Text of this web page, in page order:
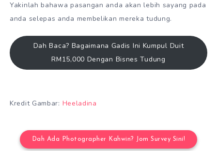
Yakinlah bahawa pasangan anda akan lebih sayang pada
anda selepas anda membelikan mereka tudung.
Dah Baca? Bagaimana Gadis Ini Kumpul Duit
RM15,000 Dengan Bisnes Tudung
Kredit Gambar: Heeladina
Dah Ada Photographer Kahwin? Jom Survey Sini!